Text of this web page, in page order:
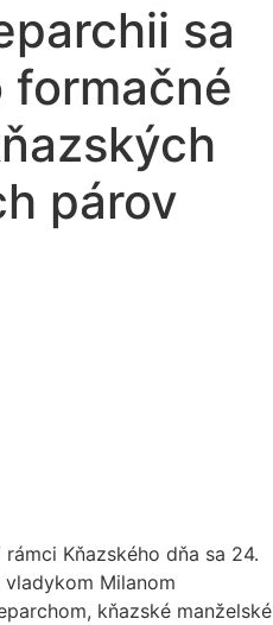
sa
párov
Kňazského dňa sa 24.
Milanom
kňazské manželské